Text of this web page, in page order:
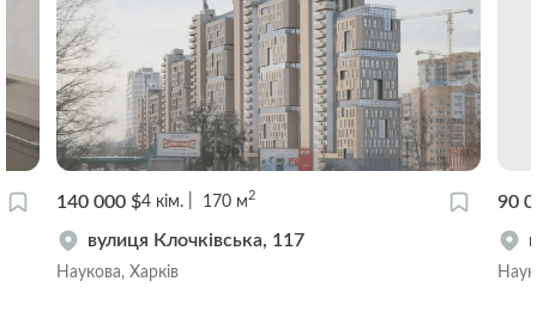
140 000 $4 кім. 170 м2
вулиця Клочківська, 117
Наукова, Харків
90